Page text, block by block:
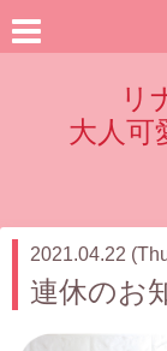
リ
大人可
2021.04.22
連休のお